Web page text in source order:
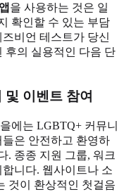
을 사용하는 것은 일
확인할 수 있는 부담
비언 테스트가 당신
후의 실용적인 다음 단
이벤트 참여
에는 LGBTQ+ 커뮤니
은 안전하고 환영하
. 종종 지원 그룹, 워크
니다. 웹사이트나 소
것이 환상적인 첫걸음